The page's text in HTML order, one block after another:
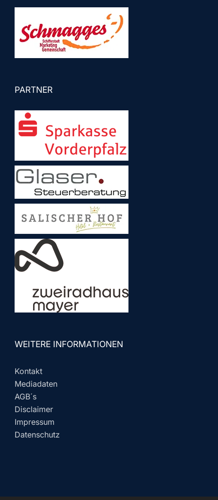
PARTNER
WEITERE INFORMATIONEN
Kontakt
Mediadaten
AGB´s
Disclaimer
Impressum
Datenschutz